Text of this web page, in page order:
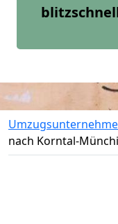
nach Korntal-